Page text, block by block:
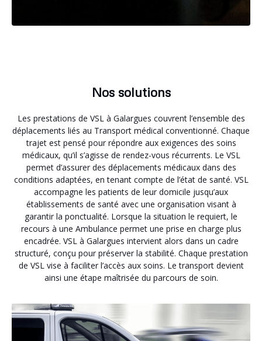
Nos solutions
Les prestations de VSL à Galargues couvrent l’ensemble des
déplacements liés au Transport médical conventionné. Chaque
trajet est pensé pour répondre aux exigences des soins
médicaux, qu’il s’agisse de rendez-vous récurrents. Le VSL
permet d’assurer des déplacements médicaux dans des
conditions adaptées, en tenant compte de l’état de santé. VSL
accompagne les patients de leur domicile jusqu’aux
établissements de santé avec une organisation visant à
garantir la ponctualité. Lorsque la situation le requiert, le
recours à une Ambulance permet une prise en charge plus
encadrée. VSL à Galargues intervient alors dans un cadre
structuré, conçu pour préserver la stabilité. Chaque prestation
de VSL vise à faciliter l’accès aux soins. Le transport devient
ainsi une étape maîtrisée du parcours de soin.